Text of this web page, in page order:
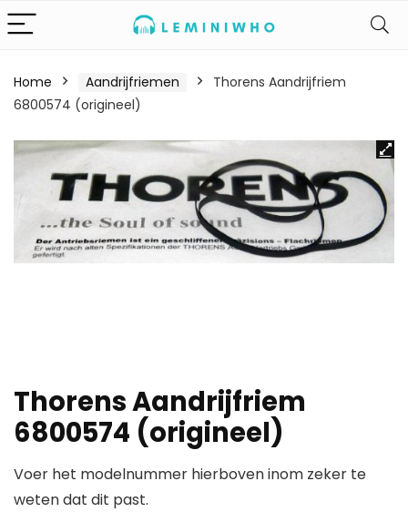
Home Aandrijfriemen
Thorens Aandrijfriem
6800574 (origineel)
Thorens Aandrijfriem
6800574 (origineel)
Voer het modelnummer hierboven inom zeker te
weten dat dit past.